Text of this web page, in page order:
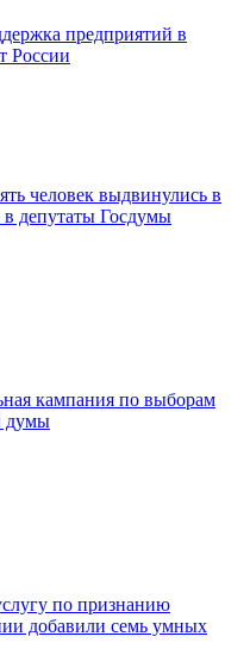
предприятий в
России
человек выдвинулись в
в депутаты Госдумы
кампания по выборам
думы
по признанию
добавили семь умных